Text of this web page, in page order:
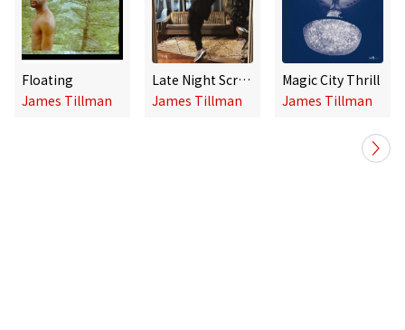
Floating
James Tillman
Late Night Scramble / Lite
James Tillman
Magic City Thrill
James Tillman